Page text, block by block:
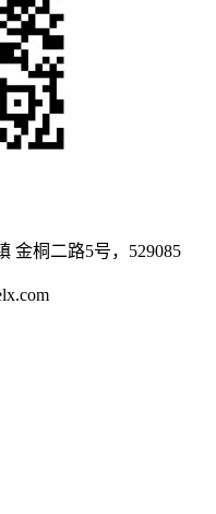
金桐二路5号，529085